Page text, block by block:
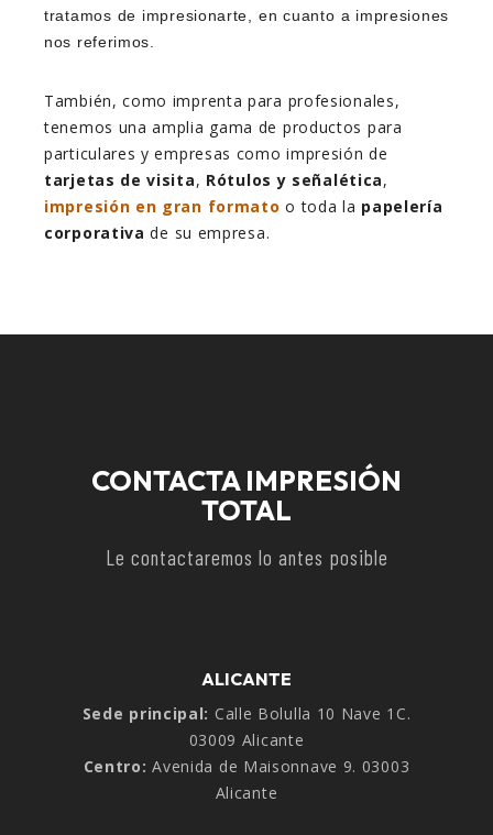
tratamos de impresionarte, en cuanto a impresiones
nos referimos.
También, como imprenta para profesionales,
tenemos una amplia gama de productos para
particulares y empresas como impresión de
tarjetas de visita, Rótulos y señalética,
impresión en gran formato o toda la papelería
corporativa de su empresa.
CONTACTA IMPRESIÓN
TOTAL
Le contactaremos lo antes posible
ALICANTE
Sede principal: Calle Bolulla 10 Nave 1C.
03009 Alicante
Centro: Avenida de Maisonnave 9. 03003
Alicante